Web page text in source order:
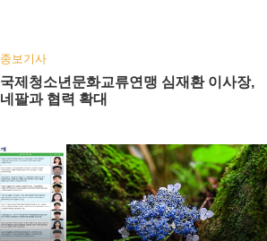
종보기사
국제청소년문화교류연맹 심재환 이사장,
네팔과 협력 확대